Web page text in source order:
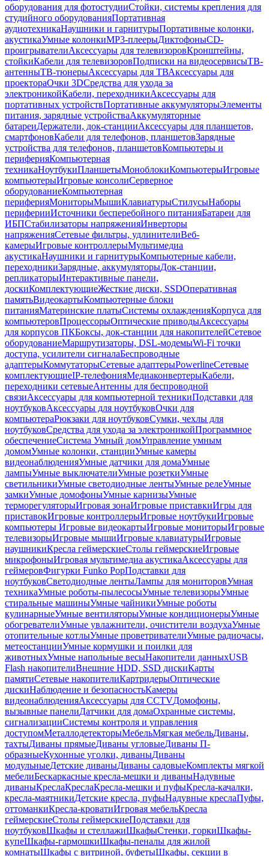
оборудования для фотостудииСтойки, системы крепления для
студийного оборудованияПортативная
аудиотехникаНаушники и гарнитурыПортативные колонки,
акустикаУмные колонкиMP3-плеерыДиктофоныCD-
проигрывателиАксессуары для телевизоровКронштейны,
стойкиКабели для телевизоровПодписки на видеосервисыТВ-
антенныТВ-тюнерыАксессуары для ТВАксессуары для
проектораОчки 3DСредства для ухода за
электроникойКабели, переходникиАксессуары для
портативных устройствПортативные аккумуляторыЭлементы
питания, зарядные устройстваАккумуляторные
батареиДержатели, док-станцииАксессуары для планшетов,
смартфоновКабели для телефонов, планшетовЗарядные
устройства для телефонов, планшетовКомпьютеры и
периферияКомпьютерная
техникаНоутбукиПланшетыМоноблокиКомпьютерыИгровые
компьютерыИгровые консолиСерверное
оборудованиеКомпьютерная
периферияМониторыМышиКлавиатурыСтилусыНаборы
периферииИсточники бесперебойного питанияБатареи для
ИБПСтабилизаторы напряженияИнверторы
напряженияСетевые фильтры, удлинителиВеб-
камерыИгровые контроллерыМультимедиа
акустикаНаушники и гарнитурыКомпьютерные кабели,
переходникиЗарядные, аккумуляторыДок-станции,
репликаторыИнтерактивные панели,
доскиКомплектующиеЖесткие диски, SSDОперативная
памятьВидеокартыКомпьютерные блоки
питанияМатеринские платыСистемы охлажденияКорпуса для
компьютеровПроцессорыОптические приводыАксессуары
для корпусов ПКБоксы, док-станции для накопителейСетевое
оборудованиеМаршрутизаторы, DSL-модемыWi-Fi точки
доступа, усилители сигналаБеспроводные
адаптерыКоммутаторыСетевые адаптерыPowerlineСетевые
комплектующиеIP-телефонияМедиаконвертерыКабели,
переходники сетевыеАнтенны для беспроводной
связиАксессуары для компьютерной техникиПодставки для
ноутбуковАксессуары для ноутбуковОчки для
компьютераРюкзаки для ноутбуковСумки, чехлы для
ноутбуковСредства для ухода за электроникойПрограммное
обеспечениеСистема Умный домУправление умным
домомУмные колонки, станцииУмные камеры
видеонаблюденияУмные датчики для домаУмные
лампыУмные выключателиУмные розеткиУмные
светильникиУмные светодиодные лентыУмные релеУмные
замкиУмные домофоныУмные карнизыУмные
терморегуляторыИгровая зонаИгровые приставкиИгры для
приставокИгровые контроллерыИгровые ноутбукиИгровые
компьютеры Игровые видеокартыИгровые мониторыИгровые
телевизорыИгровые мышиИгровые клавиатурыИгровые
наушникиКресла геймерскиеСтолы геймерскиеИгровые
микрофоныИгровая мультимедиа акустикаАксессуары для
геймеровФигурки Funko PopПодставки для
ноутбуковСветодиодные лентыЛампы для мониторовУмная
техникаУмные роботы-пылесосыУмные телевизорыУмные
стиральные машиныУмные чайникиУмные роботы
кулинарныеУмные вентиляторыУмные кондиционерыУмные
обогревателиУмные увлажнители, очистители воздухаУмные
отопительные котлыУмные проветривателиУмные радиочасы,
метеостанцииУмные кормушки и поилки для
животныхУмные напольные весыНакопители данныхUSB
Flash накопителиВнешние HDD, SSD дискиКарты
памятиСетевые накопителиКартридерыОптические
дискиНаблюдение и безопасностьКамеры
видеонаблюденияАксессуары для CCTVДомофоны,
вызывные панелиДатчики для домаОхранные системы,
сигнализацииСистемы контроля и управления
доступомМеталлодетекторыМебельМягкая мебельДиваны,
тахтыДиваны прямыеДиваны угловыеДиваны П-
образныеКухонные уголки, диваныДиваны
модульныеДетские диваныДиваны садовыеКомплекты мягкой
мебелиБескаркасные кресла-мешки и диваныНадувные
диваныКреслаКреслаКресла-мешки и пуфыКресла-качалки,
кресла-маятникиДетские кресла, пуфыНадувные креслаПуфы,
оттоманкиКресла-кроватиИгровая мебельКресла
геймерскиеСтолы геймерскиеПодставки для
ноутбуковШкафы и стеллажиШкафыСтенки, горкиШкафы-
купеШкафы-гармошкиШкафы-пеналы для жилой
комнатыШкафы с витриной, буфетыШкафы, секции в